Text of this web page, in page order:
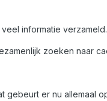
informatie verzameld.
zoeken naar
gebeurt er nu allemaal